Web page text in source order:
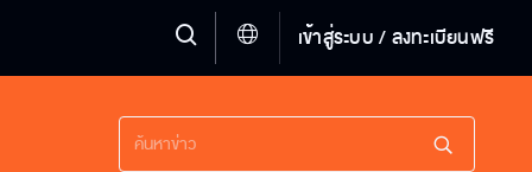
เข้าสู่ระบบ / ลงทะเบียนฟรี